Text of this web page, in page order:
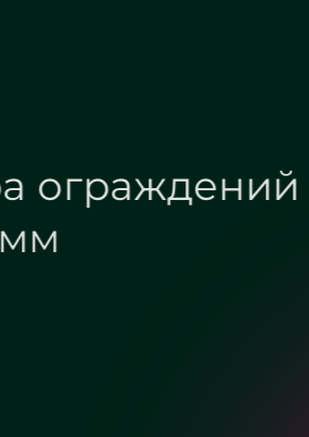
Фурнитура
1400х900 мм